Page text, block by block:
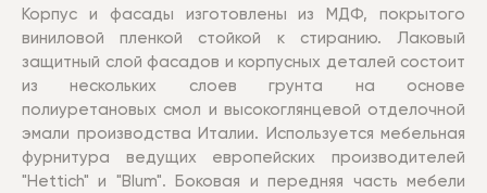
Корпус и фасады изготовлены из МДФ, покрытого
виниловой пленкой стойкой к cтиранию. Лаковый
защитный слой фасадов и корпусных деталей состоит
из нескольких слоев грунта на основе
полиуретановых смол и высокоглянцевой отделочной
эмали производства Италии. Используется мебельная
фурнитура ведущих европейских производителей
"Hettich" и "Blum". Боковая и передняя часть мебели